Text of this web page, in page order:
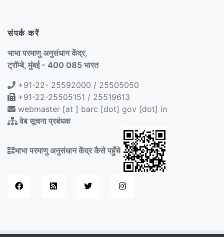
संपर्क करें
भाभा परमाणु अनुसंधान केंद्र,
ट्रॉम्बे, मुंबई - 400 085 भारत
+91-22- 25592000 / 25505050
+91-22-25505151 / 25519613
webmaster [at ] barc [dot] gov [dot] in
वेब सूचना प्रबंधक
भाभा परमाणु अनुसंधान केंद्र कैसे पहुँचे